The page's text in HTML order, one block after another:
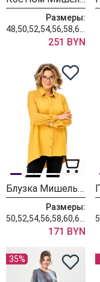
Размеры:
251 BYN
Блузка Мишель Шик 801 горчично-желтый
Размеры:
171 BYN
35%